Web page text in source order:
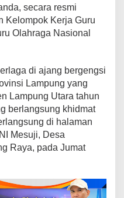
secara resmi
Kelompok Kerja Guru
Olahraga Nasional
di ajang bergengsi
Lampung yang
Lampung Utara tahun
berlangsung khidmat
di halaman
Mesuji, Desa
Raya, pada Jumat